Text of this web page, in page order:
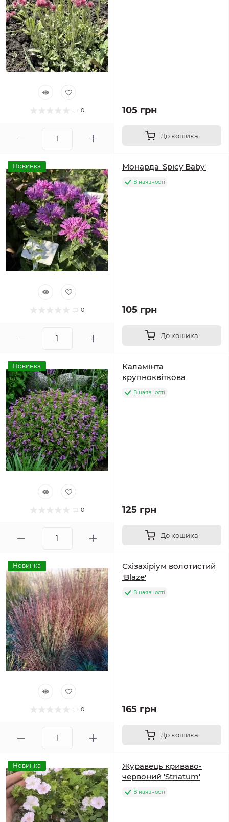
0 105 грн
До кошика
Новинка
0
Монарда 'Spicy Baby'
В наявності
105 грн
До кошика
Новинка
0
Каламінта
крупноквіткова
В наявності
125 грн
До кошика
Новинка
0
Схізахіріум волотистий
'Blaze'
В наявності
165 грн
До кошика
Новинка
Журавець криваво-
червоний 'Striatum'
В наявності